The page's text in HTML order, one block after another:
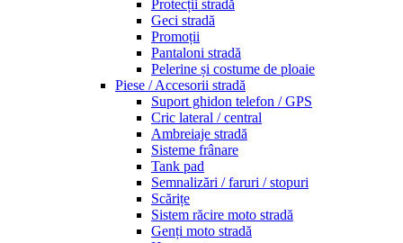
Protecții stradă
Geci stradă
Promoții
Pantaloni stradă
Pelerine și costume de ploaie
Piese / Accesorii stradă
Suport ghidon telefon / GPS
Cric lateral / central
Ambreiaje stradă
Sisteme frânare
Tank pad
Semnalizări / faruri / stopuri
Scărițe
Sistem răcire moto stradă
Genți moto stradă